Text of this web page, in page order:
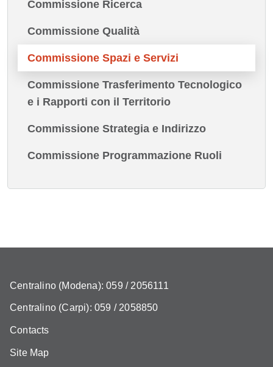
Commissione Ricerca
Commissione Qualità
Commissione Spazi e Servizi
Commissione Trasferimento Tecnologico
e i Rapporti con il Territorio
Commissione Strategia e Indirizzo
Commissione Programmazione Ruoli
Centralino (Modena): 059 / 2056111
Centralino (Carpi): 059 / 2058850
Contacts
Site Map